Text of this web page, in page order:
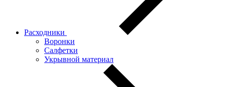
Расходники
Воронки
Салфетки
Укрывной материал